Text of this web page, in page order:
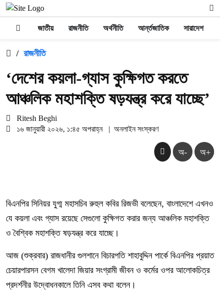
জাতীয় রাজনীতি অর্থনীতি আর্ন্তজাতিক সারাদেশ
/ রাজনীতি
‘দেশের কয়লা-গ্যাস কুক্ষিগত করতে
আঞ্চলিক মহাশক্তি ষড়যন্ত্র করে যাচ্ছে’
Ritesh Beghi
১৬ জানুয়ারী ২০২৬, ১:৪৫ অপরাহ্ন
| অনলাইন সংস্করণ
অ- অ+
বিএনপির সিনিয়র যুগ্ম মহাসচিব রুহুল কবির রিজভী বলেছেন, বাংলাদেশে এখনও
যে কয়লা এবং গ্যাস রয়েছে সেগুলো কুক্ষিগত করার জন্য আঞ্চলিক মহাশক্তি
ও বৈশ্বিক মহাশক্তি ষড়যন্ত্র করে যাচ্ছে।
আজ (শুক্রবার) রাজধানীর গুলশানে বিচারপতি শাহাবুদ্দিন পার্কে বিএনপির প্রয়াত
চেয়ারপারসন বেগম খালেদা জিয়ার সংগ্রামী জীবন ও কর্মের ওপর আলোকচিত্র
প্রদর্শনীর উদ্বোধনকালে তিনি এসব কথা বলেন।